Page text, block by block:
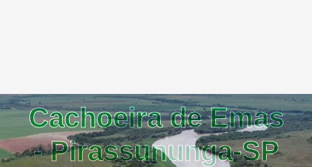
Cachoeira de Emas
- Pirassununga-SP